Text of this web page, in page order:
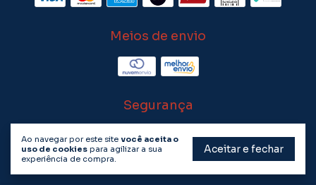
Ao navegar por este site você aceita o
uso de cookies para agilizar a sua
experiência de compra.
Aceitar e fechar
Meios de envio
Segurança